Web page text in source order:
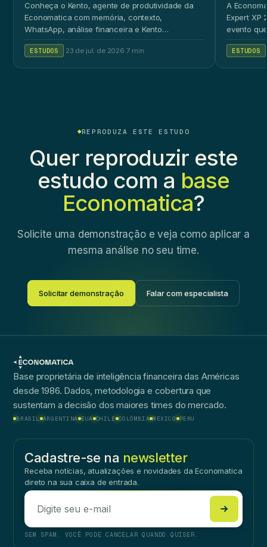
Conheça o Kento, agente de produtividade da
Economatica com memória, contexto,
WhatsApp, análise financeira e Kento
ESTUDOS 23 de jul. de 2026 7 min
A
Expert XP
evento
ESTUDOS
REPRODUZA ESTE ESTUDO
Quer reproduzir este
estudo com a base
Economatica?
Solicite uma demonstração e veja como aplicar a
mesma análise no seu time.
Solicitar demonstração Falar com especialista
Base proprietária de inteligência financeira das Américas
desde 1986. Dados, metodologia e cobertura que
sustentam a decisão dos maiores times do mercado.
BRASIL ARGENTINA EUA CHILE COLÔMBIA MÉXICO PERU
Cadastre-se na newsletter
Receba notícias, atualizações e novidades da Economatica
direto na sua caixa de entrada.
SEM SPAM. VOCÊ PODE CANCELAR QUANDO QUISER.